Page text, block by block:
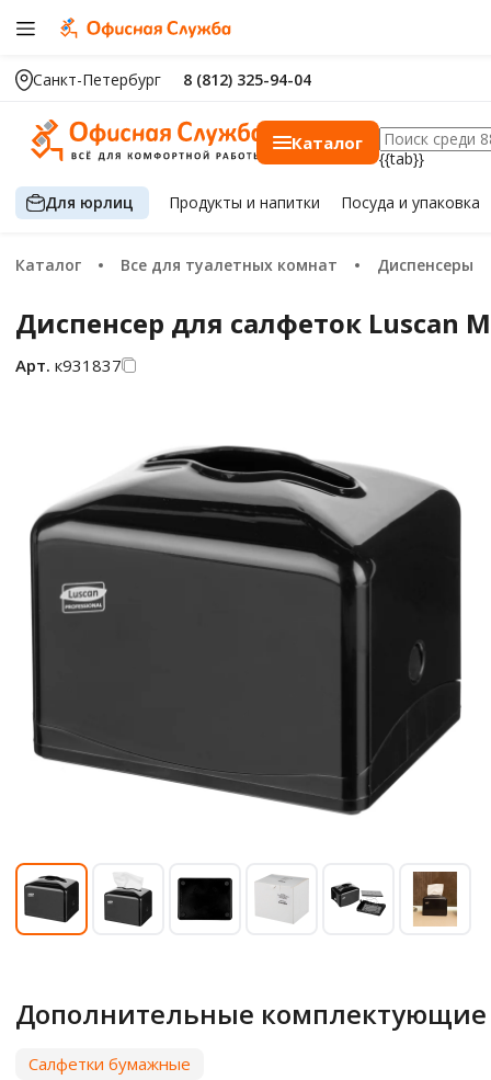
Санкт-Петербург 8 (812) 325-94-04
Каталог
{{tab}}
Для юрлиц Продуктыи напитки Посуда и упаковка
Каталог Все для туалетных комнат Диспенсеры
Диспенсер для салфеток Luscan
Арт. к931837
Дополнительные комплектующие
Салфетки бумажные